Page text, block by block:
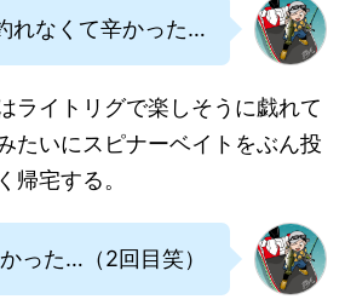
れなくて辛かった…
ライトリグで楽しそうに戯れて
たいにスピナーベイトをぶん投
帰宅する。
った…（2回目笑）